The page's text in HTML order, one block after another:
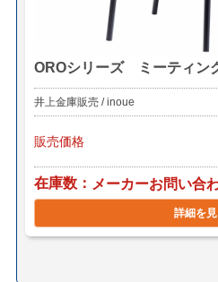
OROシリーズ ミーティン
井上金庫販売 / inoue
販売価格
在庫数 メーカーお問い合
詳細を